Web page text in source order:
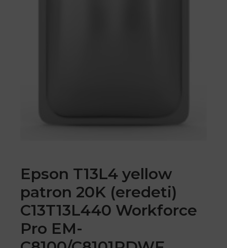
Epson T13L4 yellow
patron 20K (eredeti)
C13T13L440 Workforce
Pro EM-